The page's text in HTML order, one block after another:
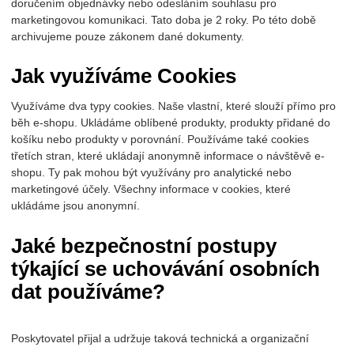
doručením objednávky nebo odesláním souhlasu pro
marketingovou komunikaci. Tato doba je 2 roky. Po této době
archivujeme pouze zákonem dané dokumenty.
Jak využíváme Cookies
Využíváme dva typy cookies. Naše vlastní, které slouží přímo pro
běh e-shopu. Ukládáme oblíbené produkty, produkty přidané do
košíku nebo produkty v porovnání. Používáme také cookies
třetích stran, které ukládají anonymně informace o návštěvě e-
shopu. Ty pak mohou být využívány pro analytické nebo
marketingové účely. Všechny informace v cookies, které
ukládáme jsou anonymní.
Jaké bezpečnostní postupy
týkající se uchovávání osobních
dat používáme?
Poskytovatel přijal a udržuje taková technická a organizační